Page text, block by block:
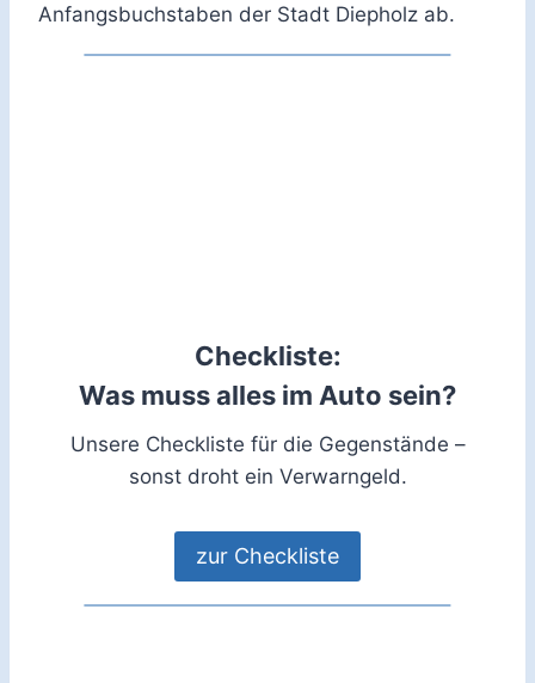
Anfangsbuchstaben der Stadt Diepholz ab.
Checkliste:
Was muss alles im Auto sein?
Unsere Checkliste für die Gegenstände –
sonst droht ein Verwarngeld.
zur Checkliste